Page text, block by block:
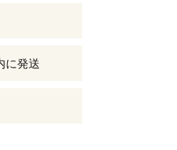
に発送